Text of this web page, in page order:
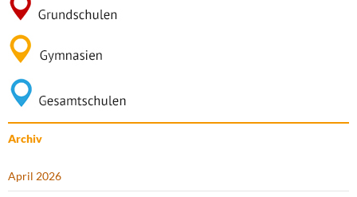
Archiv
April 2026